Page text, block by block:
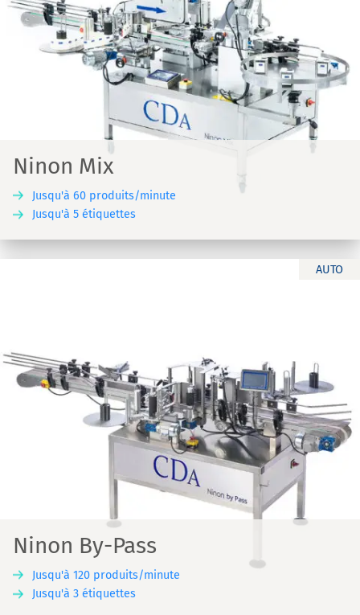
Ninon Mix
Jusqu'à 60 produits/minute
Jusqu'à 5 étiquettes
AUTO
Ninon By-Pass
Jusqu'à 120 produits/minute
Jusqu'à 3 étiquettes